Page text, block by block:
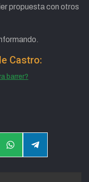
propuesta con otros
Castro:
barrer?
CompartirCompartir